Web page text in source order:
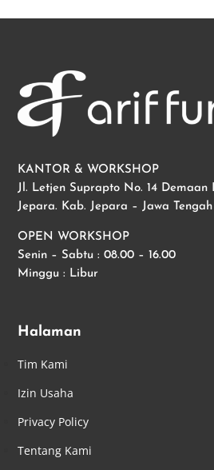
KANTOR & WORKSHOP
Jl. Letjen Suprapto No. 14 Demaan
Jepara. Kab. Jepara – Jawa Tengah
OPEN WORKSHOP
Senin – Sabtu : 08.00 – 16.00
Minggu : Libur
Halaman
Tim Kami
Izin Usaha
Privacy Policy
Tentang Kami